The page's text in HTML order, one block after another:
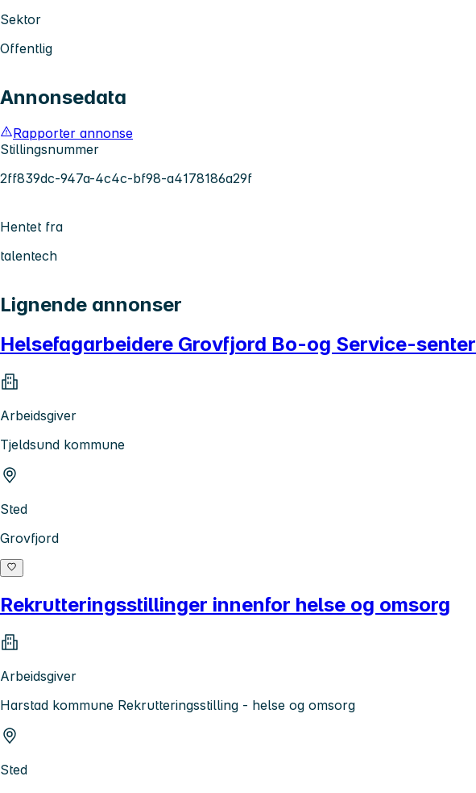
Sektor
Offentlig
Annonsedata
Rapporter annonse
Stillingsnummer
2ff839dc-947a-4c4c-bf98-a4178186a29f
Hentet fra
talentech
Lignende annonser
Helsefagarbeidere Grovfjord Bo-og Service-senter
Arbeidsgiver
Tjeldsund kommune
Sted
Grovfjord
Rekrutteringsstillinger innenfor helse og omsorg
Arbeidsgiver
Harstad kommune Rekrutteringsstilling - helse og omsorg
Sted